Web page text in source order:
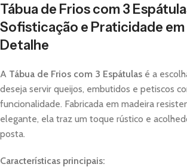
Tábua de Frios com 3
Sofisticação e Praticidade em
Detalhe
A Tábua de Frios com 3 Espátulas é a
deseja servir queijos, embutidos e petiscos
funcionalidade. Fabricada em madeira
elegante, ela traz um toque rústico e
posta.
Características principais: